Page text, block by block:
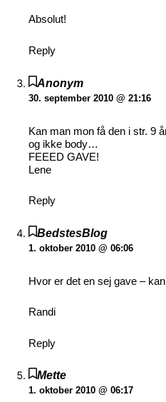
Absolut!
Reply
Anonym
30. september 2010 @ 21:16
Kan man mon få den i str. 9
og ikke body…
FEEED GAVE!
Lene
Reply
BedstesBlog
1. oktober 2010 @ 06:06
Hvor er det en sej gave –
Randi
Reply
Mette
1. oktober 2010 @ 06:17